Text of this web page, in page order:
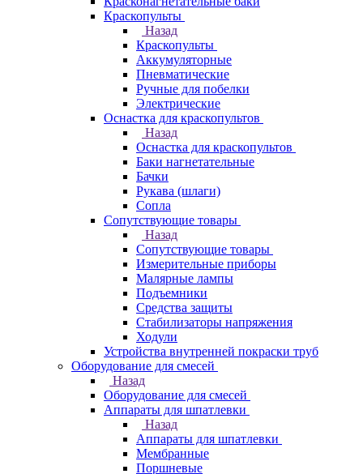
Краскопульты
Назад
Краскопульты
Аккумуляторные
Пневматические
Ручные для побелки
Электрические
Оснастка для краскопультов
Назад
Оснастка для краскопультов
Баки нагнетательные
Бачки
Рукава (шлаги)
Сопла
Сопутствующие товары
Назад
Сопутствующие товары
Измерительные приборы
Малярные лампы
Подъемники
Средства защиты
Стабилизаторы напряжения
Ходули
Устройства внутренней покраски труб
Оборудование для смесей
Назад
Оборудование для смесей
Аппараты для шпатлевки
Назад
Аппараты для шпатлевки
Мембранные
Поршневые